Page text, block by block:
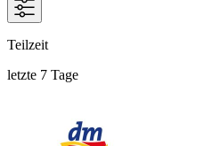
Teilzeit
letzte 7 Tage